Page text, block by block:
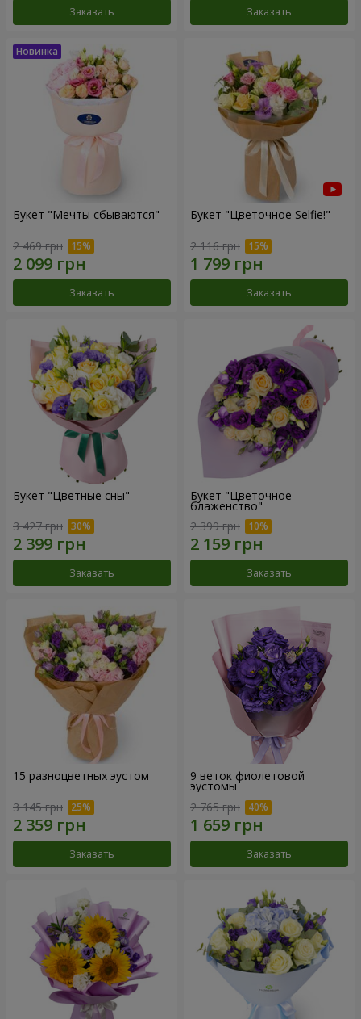
Заказать Заказать
Букет "Мечты сбываются"
2 469 грн
Заказать
Букет "Цветочное Selfie!"
2 116 грн
Заказать
Букет "Цветные сны"
3 427 грн
Заказать
Букет "Цветочное
блаженство"
2 399 грн
Заказать
15 разноцветных эустом
3 145 грн
Заказать
9 веток фиолетовой
эустомы
2 765 грн
Заказать